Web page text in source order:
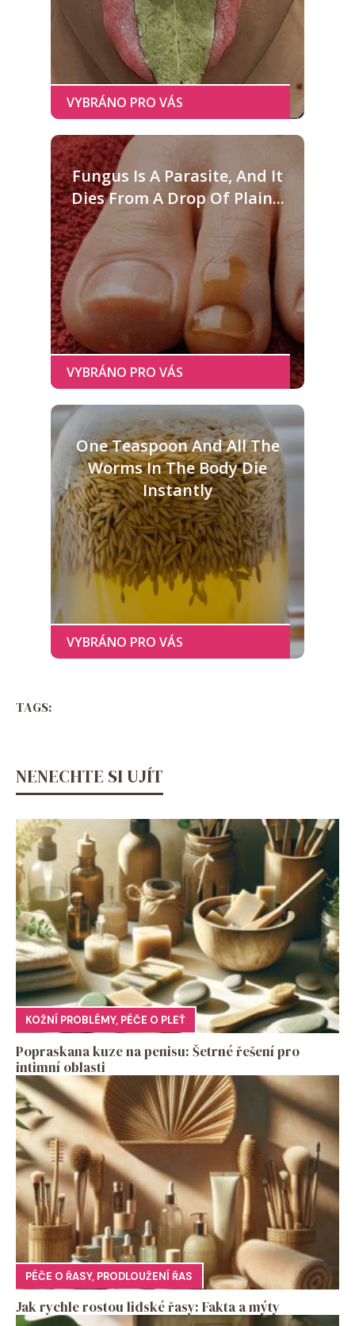
Fungus Is A Parasite, And It
Dies From A Drop Of Plain...
One Teaspoon And All The
Worms In The Body Die
Instantly
TAGS:
NENECHTE SI UJÍT
KOŽNÍ PROBLÉMY, PÉČE O PLEŤ
Popraskana kuze na penisu: Šetrné řešení pro
intimní oblasti
PÉČE O ŘASY, PRODLOUŽENÍ ŘAS
Jak rychle rostou lidské řasy: Fakta a mýty